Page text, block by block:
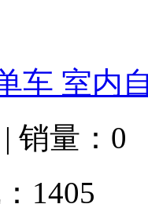
车 室内
| 销量： 0
1405